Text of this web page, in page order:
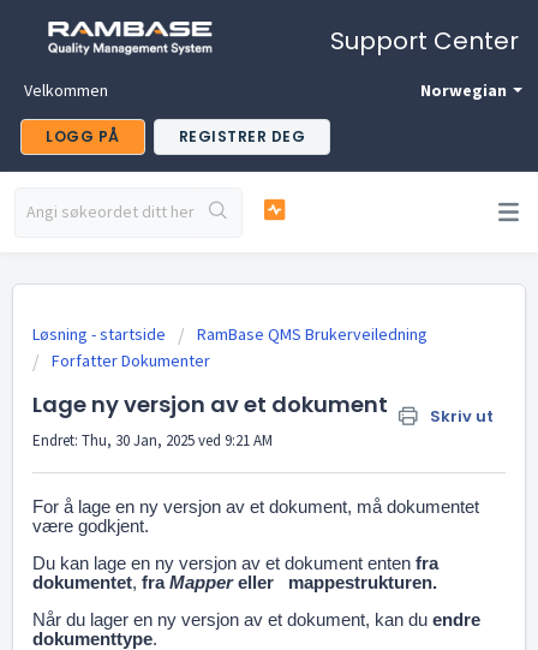
Support Center
Norwegian
Velkommen
LOGG PÅ REGISTRER DEG
Løsning - startside
RamBase QMS Brukerveiledning
Forfatter Dokumenter
Lage ny versjon av et dokument Skriv ut
Endret: Thu, 30 Jan, 2025 ved 9:21 AM
For å lage en ny versjon av et dokument, må dokumentet
være godkjent.
Du kan lage en ny versjon av et dokument enten fra
dokumentet, fraMappereller mappestrukturen.
Når du lager en ny versjon av et dokument, kan du endre
dokumenttype.